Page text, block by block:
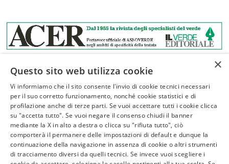
ASSOVERDE
P.Iva 02961181209
posta@assoverde.it
Privacy Policy
×
Questo sito web utilizza cookie
Vi informiamo che il sito consente l'invio di cookie tecnici necessari
per il suo corretto funzionamento, nonché cookie statistici e di
profilazione anche di terze parti. Se vuoi accettare tutti i cookie clicca
su "accetta tutto". Se vuoi negare il consenso chiudi il banner
mediante la X in alto a destra o clicca su "rifiuta tutto", ciò
comporterà il permanere delle impostazioni di default e dunque la
continuazione della navigazione in assenza di cookie o altri strumenti
di tracciamento diversi da quelli tecnici. Se invece vuoi scegliere i